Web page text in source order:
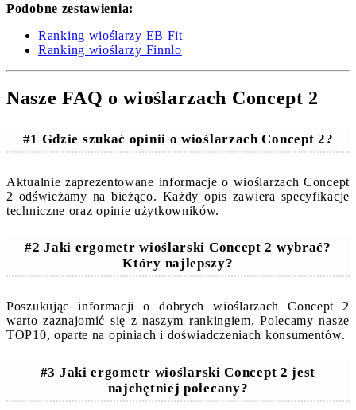
Podobne zestawienia:
Ranking wioślarzy EB Fit
Ranking wioślarzy Finnlo
Nasze FAQ o wioślarzach Concept 2
#1 Gdzie szukać opinii o wioślarzach Concept 2?
Aktualnie zaprezentowane informacje o wioślarzach Concept
2 odświeżamy na bieżąco. Każdy opis zawiera specyfikacje
techniczne oraz opinie użytkowników.
#2 Jaki ergometr wioślarski Concept 2 wybrać?
Który najlepszy?
Poszukując informacji o dobrych wioślarzach Concept 2
warto zaznajomić się z naszym rankingiem. Polecamy nasze
TOP10, oparte na opiniach i doświadczeniach konsumentów.
#3 Jaki ergometr wioślarski Concept 2 jest
najchętniej polecany?